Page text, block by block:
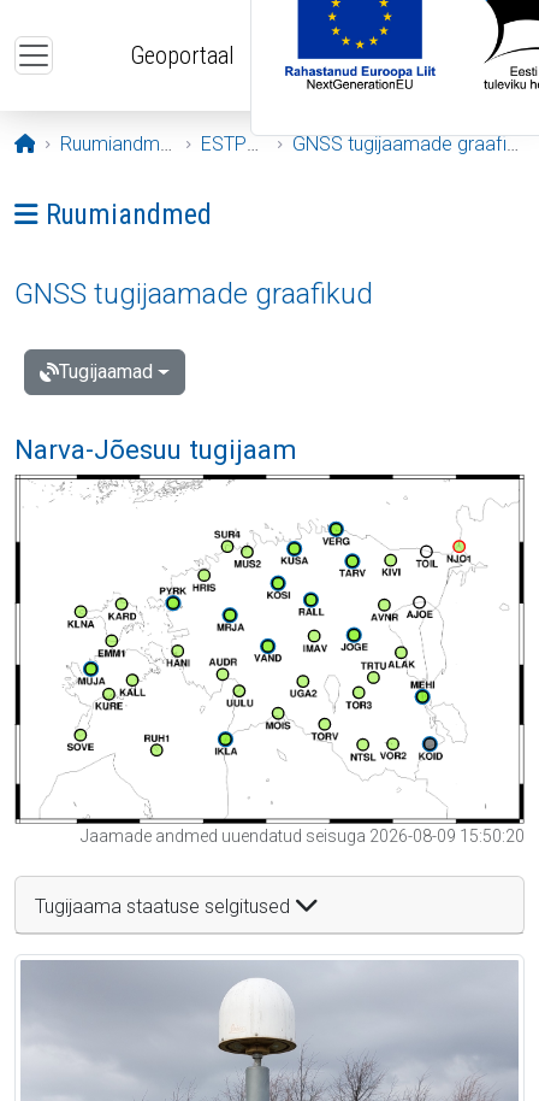
Geoportaal
Avaleht
Ruumiandmed ESTPOS GNSS tugijaamade graafikud
Ava menüü: Ruumiandmed
Ruumiandmed
GNSS tugijaamade graafikud
Tugijaamad
Narva-Jõesuu tugijaam
Jaamade andmed uuendatud seisuga 2026-08-09 15:50:20
Tugijaama staatuse selgitused